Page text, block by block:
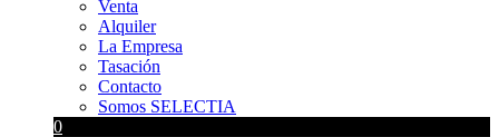
Venta
Alquiler
La Empresa
Tasación
Contacto
Somos SELECTIA
0